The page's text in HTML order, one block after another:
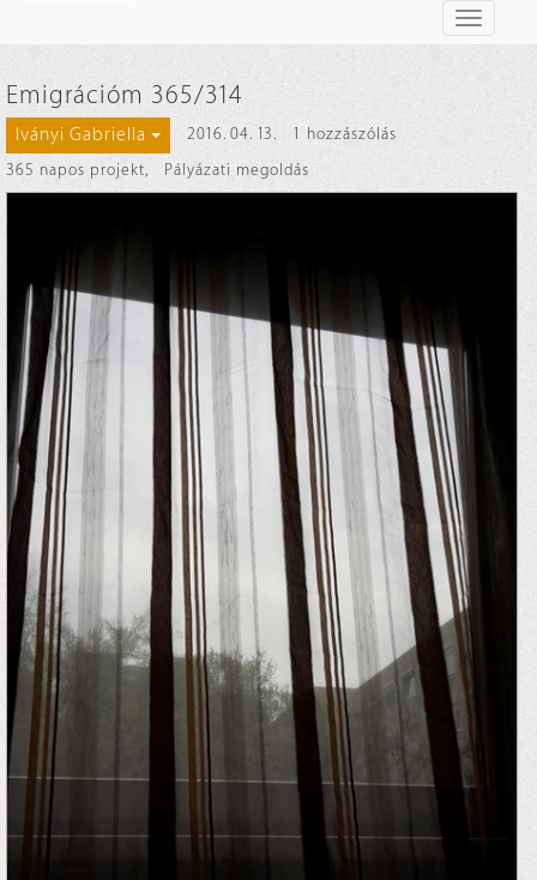
Toggle
Emigrációm 365/314
Iványi Gabriella 2016. 04. 13.
1 hozzászólás
365 napos projekt, Pályázati megoldás